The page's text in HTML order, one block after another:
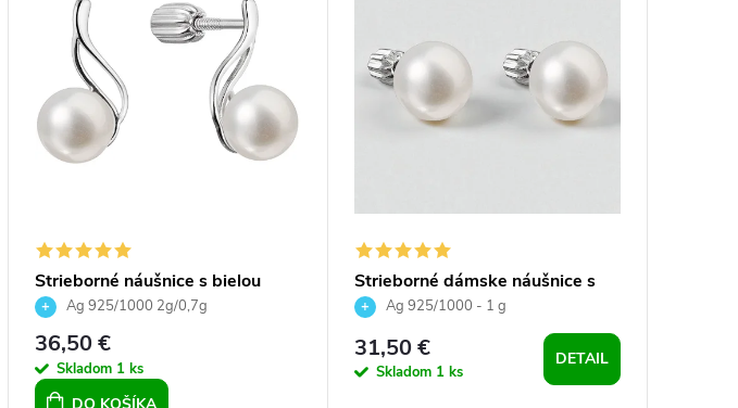
Strieborné náušnice s bielou
riečnou perlou
Ag 925/1000 2g/0,7g
36,50 €
Skladom 1 ks
Strieborné dámske náušnice s
bielou riečnou perlou
Ag 925/1000 - 1 g
31,50 €
Skladom 1 ks
DETAIL